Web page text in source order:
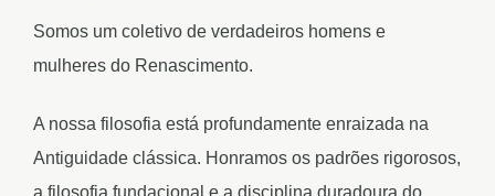
Somos um coletivo de verdadeiros homens e
mulheres do Renascimento.
A nossa filosofia está profundamente enraizada na
Antiguidade clássica. Honramos os padrões rigorosos,
a filosofia fundacional e a disciplina duradoura do